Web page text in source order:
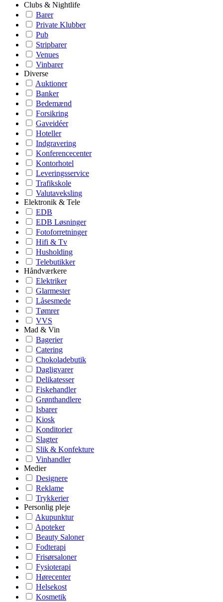
Clubs & Nightlife
Barer
Private Klubber
Pub
Stripbarer
Venues
Vinbarer
Diverse
Auktioner
Banker
Bedemænd
Forsikring
Gaveidéer
Hoteller
Indgravering
Konferencecenter
Kontorhotel
Leveringsservice
Trafikskole
Valutaveksling
Elektronik & Tele
EDB
EDB Løsninger
Fotoforretninger
Hifi & Tv
Husholding
Telebutikker
Håndværkere
Elektriker
Glarmester
Låsesmede
Tømrer
VVS
Mad & Vin
Bagerier
Catering
Chokoladebutik
Dagligvarer
Delikatesser
Fiskehandler
Grønthandlere
Isbarer
Kiosk
Konditorier
Slagter
Slik & Konfekture
Vinhandler
Medier
Designere
Reklame
Trykkerier
Personlig pleje
Akupunktur
Apoteker
Beauty Saloner
Fodterapi
Frisørsaloner
Fysioterapi
Hørecenter
Helsekost
Kosmetik